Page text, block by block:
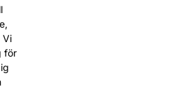
Vi
för